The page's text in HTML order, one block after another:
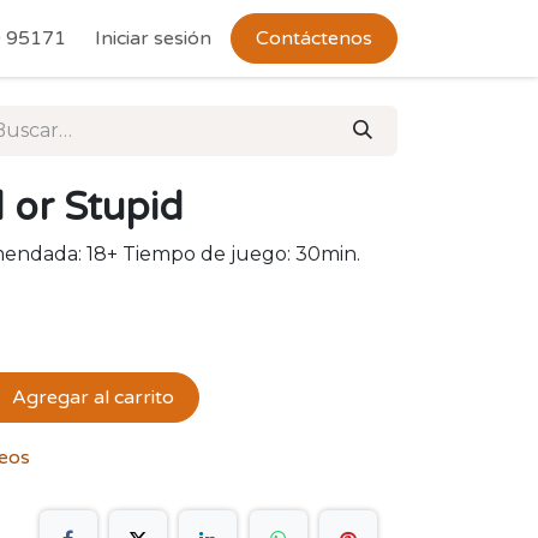
Iniciar sesión Contáctenos
or Stupid
18+ Tiempo de juego: 30min.
Agregar al carrito